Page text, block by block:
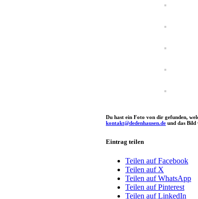
Du hast ein Foto von dir gefunden,
kontakt@dedenhausen.de und das
Eintrag teilen
Teilen auf Facebook
Teilen auf X
Teilen auf WhatsApp
Teilen auf Pinterest
Teilen auf LinkedIn